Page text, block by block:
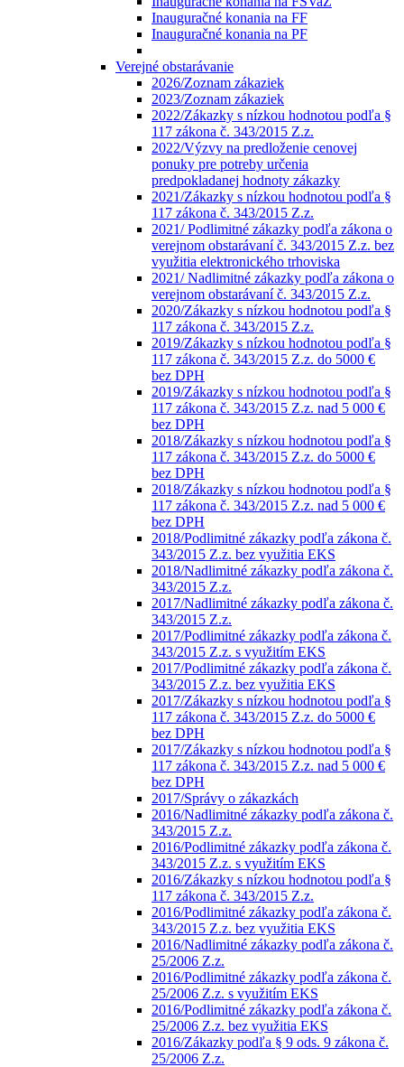
Inauguračné konania na FF
Inauguračné konania na PF
Verejné obstarávanie
2026/Zoznam zákaziek
2023/Zoznam zákaziek
2022/Zákazky s nízkou hodnotou podľa §
117 zákona č. 343/2015 Z.z.
2022/Výzvy na predloženie cenovej
ponuky pre potreby určenia
predpokladanej hodnoty zákazky
2021/Zákazky s nízkou hodnotou podľa §
117 zákona č. 343/2015 Z.z.
2021/ Podlimitné zákazky podľa zákona o
verejnom obstarávaní č. 343/2015 Z.z. bez
využitia elektronického trhoviska
2021/ Nadlimitné zákazky podľa zákona o
verejnom obstarávaní č. 343/2015 Z.z.
2020/Zákazky s nízkou hodnotou podľa §
117 zákona č. 343/2015 Z.z.
2019/Zákazky s nízkou hodnotou podľa §
117 zákona č. 343/2015 Z.z. do 5000 €
bez DPH
2019/Zákazky s nízkou hodnotou podľa §
117 zákona č. 343/2015 Z.z. nad 5 000 €
bez DPH
2018/Zákazky s nízkou hodnotou podľa §
117 zákona č. 343/2015 Z.z. do 5000 €
bez DPH
2018/Zákazky s nízkou hodnotou podľa §
117 zákona č. 343/2015 Z.z. nad 5 000 €
bez DPH
2018/Podlimitné zákazky podľa zákona č.
343/2015 Z.z. bez využitia EKS
2018/Nadlimitné zákazky podľa zákona č.
343/2015 Z.z.
2017/Nadlimitné zákazky podľa zákona č.
343/2015 Z.z.
2017/Podlimitné zákazky podľa zákona č.
343/2015 Z.z. s využitím EKS
2017/Podlimitné zákazky podľa zákona č.
343/2015 Z.z. bez využitia EKS
2017/Zákazky s nízkou hodnotou podľa §
117 zákona č. 343/2015 Z.z. do 5000 €
bez DPH
2017/Zákazky s nízkou hodnotou podľa §
117 zákona č. 343/2015 Z.z. nad 5 000 €
bez DPH
2017/Správy o zákazkách
2016/Nadlimitné zákazky podľa zákona č.
343/2015 Z.z.
2016/Podlimitné zákazky podľa zákona č.
343/2015 Z.z. s využitím EKS
2016/Zákazky s nízkou hodnotou podľa §
117 zákona č. 343/2015 Z.z.
2016/Podlimitné zákazky podľa zákona č.
343/2015 Z.z. bez využitia EKS
2016/Nadlimitné zákazky podľa zákona č.
25/2006 Z.z.
2016/Podlimitné zákazky podľa zákona č.
25/2006 Z.z. s využitím EKS
2016/Podlimitné zákazky podľa zákona č.
25/2006 Z.z. bez využitia EKS
2016/Zákazky podľa § 9 ods. 9 zákona č.
25/2006 Z.z.